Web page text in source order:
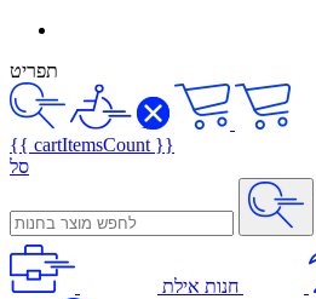
תפריט
{{ cartItemsCount }}
סל
חנות אילת